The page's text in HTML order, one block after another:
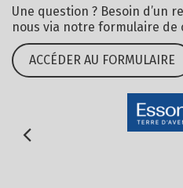
Une question ? Besoin d’un
nous via notre formulaire de
ACCÉDER AU FORMULAIRE